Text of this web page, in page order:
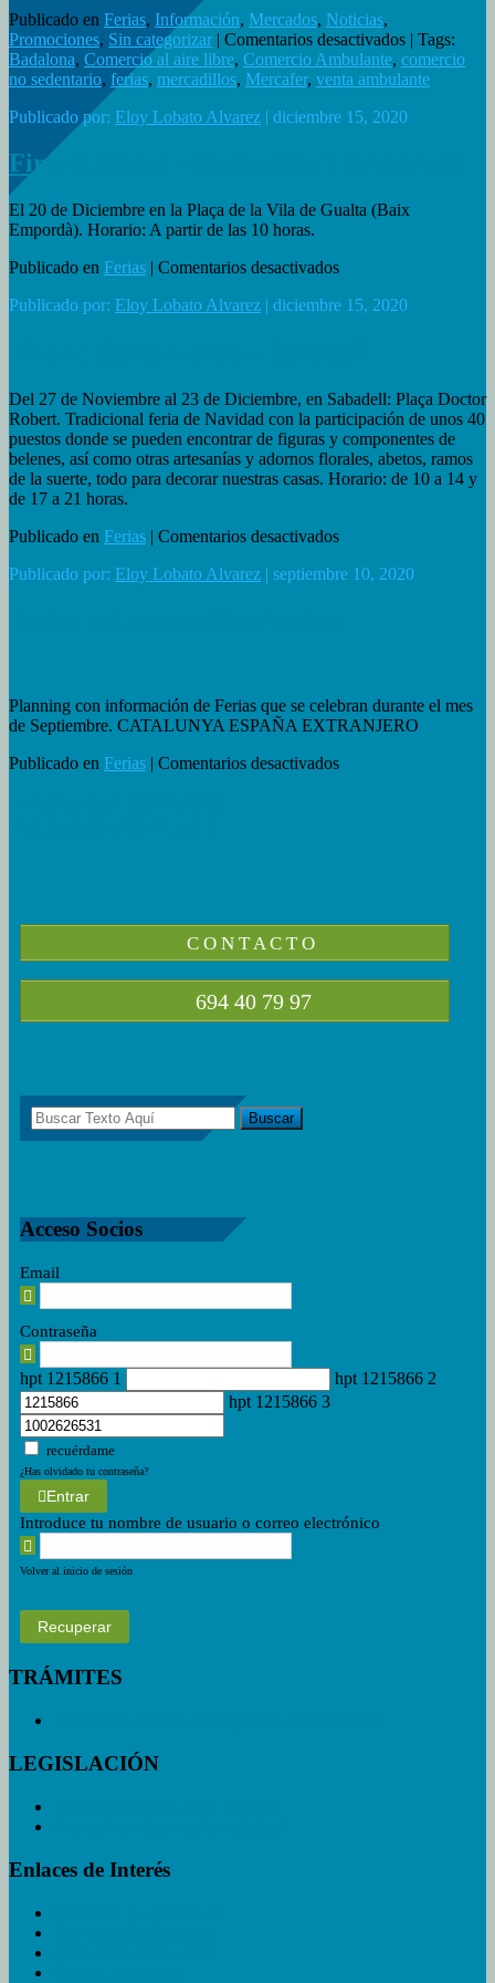
Publicado en Ferias, Información, Mercados, Noticias,
Promociones, Sin categorizar | Comentarios desactivadosen
Inauguración
de
nuevo
| Tags:
Badalona, Comercio al aire libre, Comercio Ambulante, comercio
no sedentario, ferias, mercadillos, Mercafer, venta ambulante
Publicado por: Eloy Lobato Alvarez | diciembre 15, 2020
Fira de Nadal – Gualta (Baix Empordà)
El 20 de Diciembre en la Plaça de la Vila de Gualta (Baix
Empordà). Horario: A partir de las 10 horas.
Publicado en Ferias | Comentarios desactivadosen
de
Empordà)
Publicado por: Eloy Lobato Alvarez | diciembre 15, 2020
Del 27 de Noviembre al 23 de Diciembre, en Sabadell: Plaça Doctor
Robert. Tradicional feria de Navidad con la participación de unos 40
puestos donde se pueden encontrar de figuras y componentes de
belenes, así como otras artesanías y adornos florales, abetos, ramos
de la suerte, todo para decorar nuestras casas. Horario: de 10 a 14 y
de 17 a 21 horas.
Publicado en Ferias | Comentarios desactivadosen
de
Publicado por: Eloy Lobato Alvarez | septiembre 10, 2020
Planning con información de Ferias que se celebran durante el mes
de Septiembre. CATALUNYA ESPAÑA EXTRANJERO
Publicado en Ferias | Comentarios desactivadosen
C O N T A C T O
694 40 79 97
Acceso Socios
Email
Contraseña
hpt 1215866 1
hpt 1215866 2
hpt 1215866 3
recuérdame
¿Has olvidado tu contraseña?
Entrar
Introduce tu nombre de usuario o correo electrónico
Volver al inicio de sesión
Recuperar
TRÁMITES
LEGISLACIÓN
Enlaces de Interés